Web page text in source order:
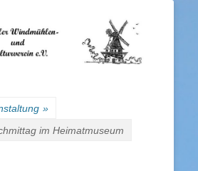
Gettorfer
Windmühlen- und
Kulturverein e.V.
»
im Heimatmuseum